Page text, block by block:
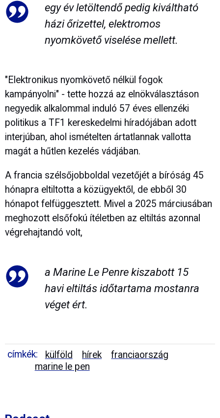
egy év letöltendő pedig kiváltható
házi őrizettel, elektromos
nyomkövető viselése mellett.
"Elektronikus nyomkövető nélkül fogok
kampányolni" - tette hozzá az elnökválasztáson
negyedik alkalommal induló 57 éves ellenzéki
politikus a TF1 kereskedelmi híradójában adott
interjúban, ahol ismételten ártatlannak vallotta
magát a hűtlen kezelés vádjában.
A francia szélsőjobboldal vezetőjét a bíróság 45
hónapra eltiltotta a közügyektől, de ebből 30
hónapot felfüggesztett. Mivel a 2025 márciusában
meghozott elsőfokú ítéletben az eltiltás azonnal
végrehajtandó volt,
a Marine Le Penre kiszabott 15
havi eltiltás időtartama mostanra
véget ért.
címkék: külföld hírek
franciaország
marine le pen